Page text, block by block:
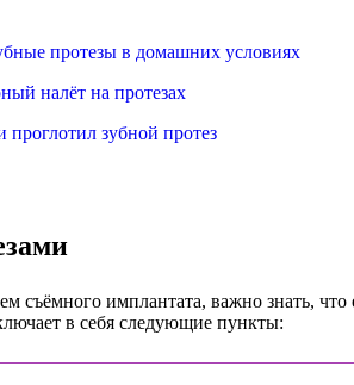
протезы в домашних условиях
налёт на протезах
проглотил зубной протез
съёмного имплантата, важно знать,
в себя следующие пункты: